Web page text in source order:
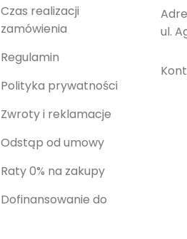
Czas realizacji
zamówienia
Regulamin
Polityka prywatności
Zwroty i reklamacje
Odstąp od umowy
Raty 0% na zakupy
Dofinansowanie do
ul.